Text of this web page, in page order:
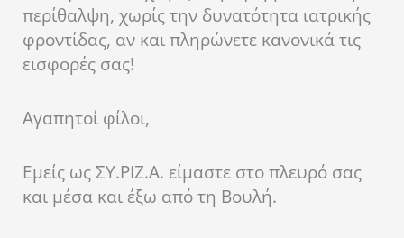
περίθαλψη, χωρίς την δυνατότητα ιατρικής
φροντίδας, αν και πληρώνετε κανονικά τις
εισφορές σας!
Αγαπητοί φίλοι,
Εμείς ως ΣΥ.ΡΙΖ.Α. είμαστε στο πλευρό σας
και μέσα και έξω από τη Βουλή.